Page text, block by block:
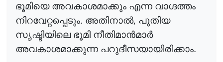
ഭൂമിയെ അവകാശമാക്കും എന്ന വാഗ്ദത്തം
നിറവേറ്റപ്പെടും. അതിനാൽ, പുതിയ
സൃഷ്ടിയിലെ ഭൂമി നീതിമാൻമാർ
അവകാശമാക്കുന്ന പറുദീസയായിരിക്കാം.